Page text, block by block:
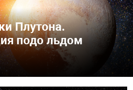
Плутона.
подо льдом